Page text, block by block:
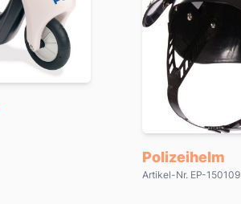
Polizeihelm
Artikel-Nr. EP-150109